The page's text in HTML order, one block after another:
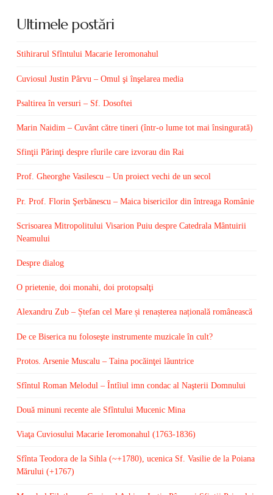
Ultimele postări
Stihirarul Sfîntului Macarie Ieromonahul
Cuviosul Justin Pârvu – Omul şi înşelarea media
Psaltirea în versuri – Sf. Dosoftei
Marin Naidim – Cuvânt către tineri (într-o lume tot mai însingurată)
Sfinţii Părinţi despre rîurile care izvorau din Rai
Prof. Gheorghe Vasilescu – Un proiect vechi de un secol
Pr. Prof. Florin Şerbănescu – Maica bisericilor din întreaga Românie
Scrisoarea Mitropolitului Visarion Puiu despre Catedrala Mântuirii
Neamului
Despre dialog
O prietenie, doi monahi, doi protopsalţi
Alexandru Zub – Ștefan cel Mare și renașterea națională românească
De ce Biserica nu foloseşte instrumente muzicale în cult?
Protos. Arsenie Muscalu – Taina pocăinţei lăuntrice
Sfîntul Roman Melodul – Întîiul imn condac al Naşterii Domnului
Două minuni recente ale Sfîntului Mucenic Mina
Viaţa Cuviosului Macarie Ieromonahul (1763-1836)
Sfînta Teodora de la Sihla (~+1780), ucenica Sf. Vasilie de la Poiana
Mărului (+1767)